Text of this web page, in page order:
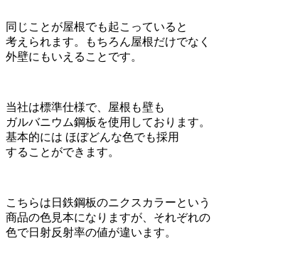
同じことが屋根でも起こっていると
考えられます。もちろん屋根だけでなく
外壁にもいえることです。
当社は標準仕様で、屋根も壁も
ガルバニウム鋼板を使用しております。
基本的には ほぼどんな色でも採用
することができます。
こちらは日鉄鋼板のニクスカラーという
商品の色見本になりますが、それぞれの
色で日射反射率の値が違います。